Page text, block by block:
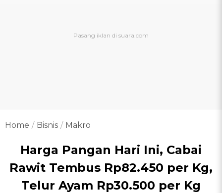
Home Bisnis Makro
Harga Pangan Hari Ini, Cabai
Rawit Tembus Rp82.450 per Kg,
Telur Ayam Rp30.500 per Kg